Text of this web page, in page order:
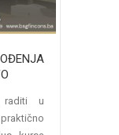
raditi u